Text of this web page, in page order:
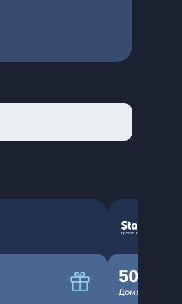
500
Домашний